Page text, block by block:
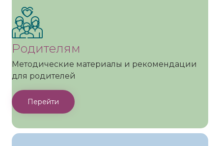
Родителям
Методические материалы и рекомендации
для родителей
Перейти